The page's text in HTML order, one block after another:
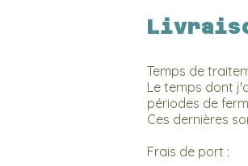
Temps de
Le temps dont
périodes de
Ces dernières
Frais de port :